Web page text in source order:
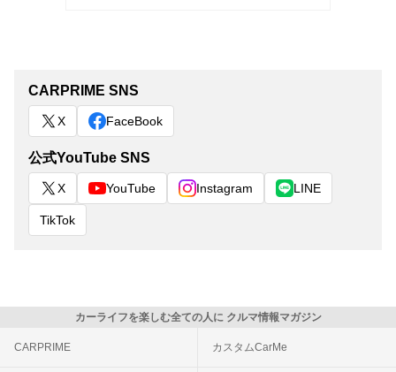
CARPRIME SNS
X FaceBook
公式YouTube SNS
X YouTube Instagram LINE
TikTok
カーライフを楽しむ全ての人に クルマ情報マガジン
CARPRIME カスタムCarMe